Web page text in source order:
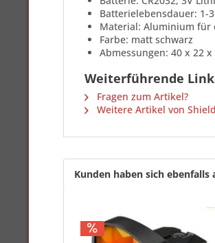
Batterielebensdauer: 1-
Material: Aluminium für
Farbe: matt schwarz
Abmessungen: 40 x 22 x
Weiterführende
Fragen zum Artikel?
Weitere Artikel von Shield
Kunden haben sich ebenfalls